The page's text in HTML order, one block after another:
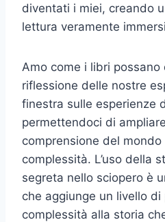
diventati i miei, creando
lettura veramente
Amo come i libri possano
riflessione delle nostre
finestra sulle esperienze
permettendoci di
comprensione del
complessità. L’uso della
segreta nello sciopero è
che aggiunge un livello
complessità alla storia